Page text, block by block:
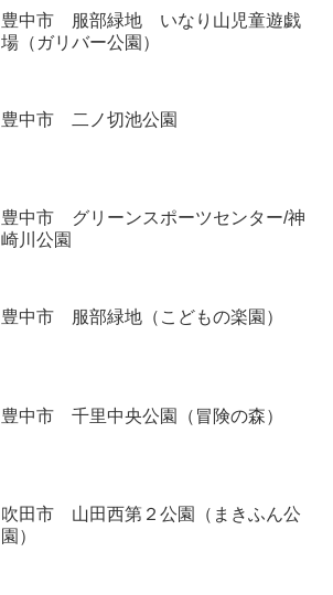
豊中市 服部緑地 いなり山児童遊戯
場（ガリバー公園）
豊中市 二ノ切池公園
豊中市 グリーンスポーツセンター/神
崎川公園
豊中市 服部緑地（こどもの楽園）
豊中市 千里中央公園（冒険の森）
吹田市 山田西第２公園（まきふん公
園）